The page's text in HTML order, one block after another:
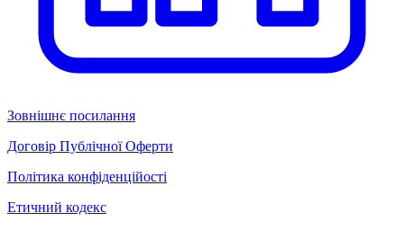
Зовнішнє посилання
Договір Публічної Оферти
Політика конфіденційості
Етичний кодекс